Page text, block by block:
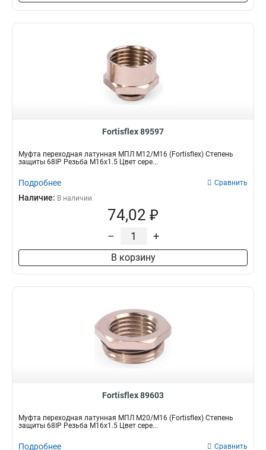
М20/М25 1
М12/М16
Fortisflex 89597
Муфта переходная латунная МПЛ М12/М16 (Fortisflex) Степень
защиты 68IP Резьба M16x1.5 Цвет сере...
Подробнее Сравнить
Наличие: В наличии
74,02 ₽
– +
В корзину
Fortisflex 89603
Муфта переходная латунная МПЛ М20/М16 (Fortisflex) Степень
защиты 68IP Резьба M16x1.5 Цвет сере...
Подробнее Сравнить